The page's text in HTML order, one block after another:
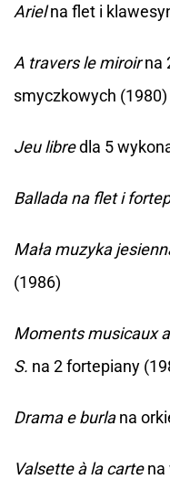
Arielna flet i
A travers le miroirna
smyczkowych (1980)
Jeu libredla 5
Ballada na flet i
Mała muzyka
(1986)
Moments musicaux
S. na 2 fortepiany
Drama e burlana
Valsette à la cartena